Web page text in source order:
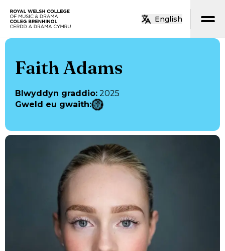
Neidio i’r prif gynnwys
English
Faith Adams
Blwyddyn graddio: 2025
Gweld eu gwaith: